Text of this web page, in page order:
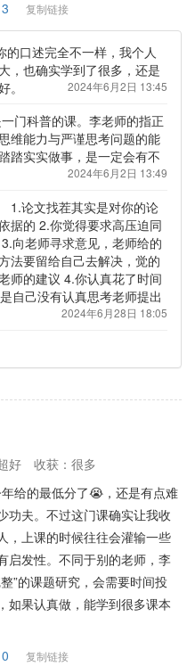
3 复制链接
的口述完全不一样，我个人
，也确实学到了很多，还是
。
2024年6月2日 13:45
门科普的课。李老师的指正
维能力与严谨思考问题的能
踏实实做事，是一定会有不
2024年6月2日 13:49
1.论文找茬其实是对你的论
据的 2.你觉得要求高压迫同
向老师寻求意见，老师给的
法要留给自己去解决，觉的
师的建议 4.你认真花了时间
自己没有认真思考老师提出
2024年6月28日 18:05
好
收获：很多
给的最低分了😭，还是有点难
功夫。不过这门课确实让我收
，上课的时候往往会灌输一些
启发性。不同于别的老师，李
”的课题研究，会需要时间投
如果认真做，能学到很多课本
0 复制链接